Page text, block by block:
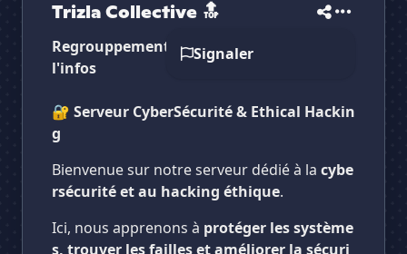
Trizla Collective 🔝
Signaler
Regrouppement des meilleur tête de
l'infos
🔐 Serveur CyberSécurité & Ethical Hackin
g
Bienvenue sur notre serveur dédié à la cybe
rsécurité et au hacking éthique.
Ici, nous apprenons à protéger les système
s, trouver les failles et améliorer la sécuri